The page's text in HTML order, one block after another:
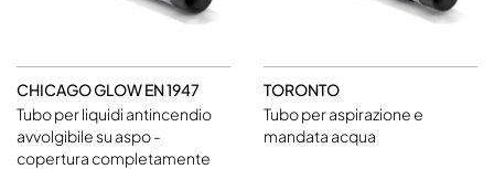
CHICAGO GLOW EN 1947
Tubo per liquidi antincendio
avvolgibile su aspo -
copertura completamente
TORONTO
Tubo per aspirazione e
mandata acqua